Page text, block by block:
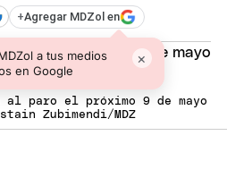
+Agregar MDZol en
a tus medios
en Google
×
al paro el próximo 9 de mayo
Zubimendi/MDZ